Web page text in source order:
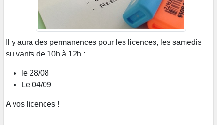
Il y aura des permanences pour les licences, les samedis
suivants de 10h à 12h :
le 28/08
Le 04/09
A vos licences !